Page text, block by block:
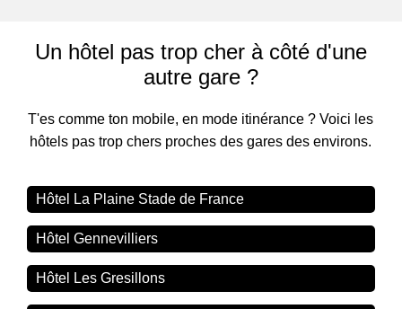
Un hôtel pas trop cher à côté d'une
autre gare ?
T'es comme ton mobile, en mode itinérance ? Voici les
hôtels pas trop chers proches des gares des environs.
Hôtel La Plaine Stade de France
Hôtel Gennevilliers
Hôtel Les Gresillons